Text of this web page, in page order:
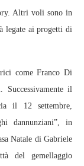
Altri voli sono in
legate ai progetti di
come Franco Di
il
il 12 settembre,
dannunziani”, in
Natale di Gabriele
del gemellaggio